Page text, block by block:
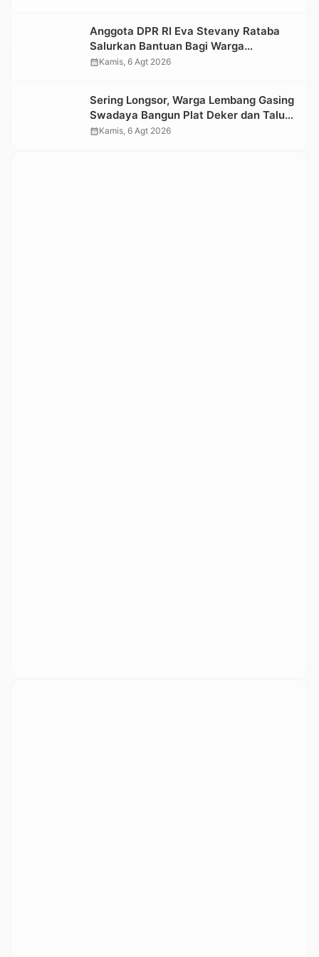
Anggota DPR RI Eva Stevany Rataba
Salurkan Bantuan Bagi Warga
Terdampak Longsor di Buntu Pepasan
calendar_monthKamis, 6 Agt 2026
Sering Longsor, Warga Lembang Gasing
Swadaya Bangun Plat Deker dan Talut
Jalan Penghubung Antar Lembang
calendar_monthKamis, 6 Agt 2026